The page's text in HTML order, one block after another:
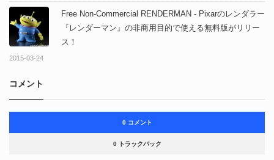
Free Non-Commercial RENDERMAN - Pixarのレンダラー
『レンダーマン』の非商用目的で使える無料版がリリー
ス！
2015-03-24
コメント
0 コメント
0 トラックバック